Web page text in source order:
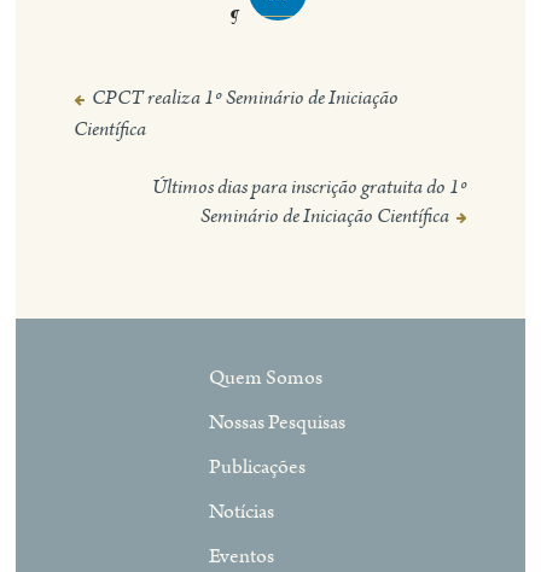
Navegação
CPCT realiza 1º Seminário de Iniciação
Científica
Últimos dias para inscrição gratuita do 1º
Seminário de Iniciação Científica
Quem Somos
Nossas Pesquisas
Publicações
Notícias
Eventos